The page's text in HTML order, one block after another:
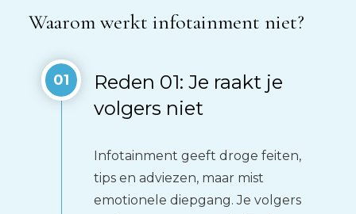
Waarom werkt infotainment niet?
01
Reden 01: Je raakt je
volgers niet
Infotainment geeft droge feiten,
tips en adviezen, maar mist
emotionele diepgang. Je volgers